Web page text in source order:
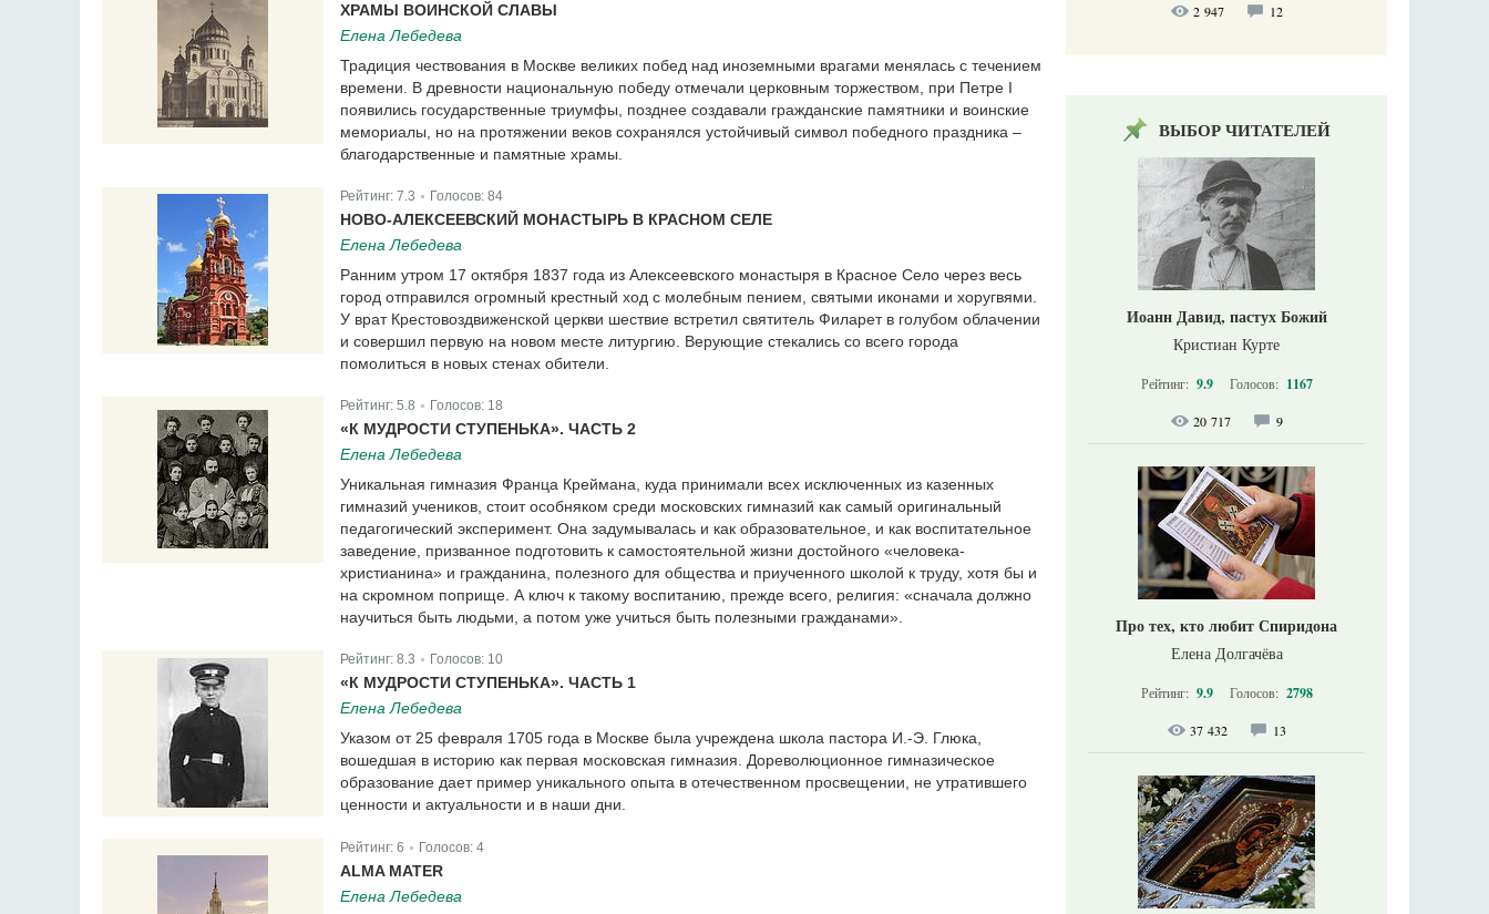
ХРАМЫ ВОИНСКОЙ СЛАВЫ
Елена Лебедева
Традиция чествования в Москве великих побед над иноземными врагами менялась с течением
времени. В древности национальную победу отмечали церковным торжеством, при Петре I
появились государственные триумфы, позднее создавали гражданские памятники и воинские
мемориалы, но на протяжении веков сохранялся устойчивый символ победного праздника –
благодарственные и памятные храмы.
Рейтинг: 7.3 Голосов: 84
НОВО-АЛЕКСЕЕВСКИЙ МОНАСТЫРЬ В КРАСНОМ СЕЛЕ
Елена Лебедева
Ранним утром 17 октября 1837 года из Алексеевского монастыря в Красное Село через весь
город отправился огромный крестный ход с молебным пением, святыми иконами и хоругвями.
У врат Крестовоздвиженской церкви шествие встретил святитель Филарет в голубом облачении
и совершил первую на новом месте литургию. Верующие стекались со всего города
помолиться в новых стенах обители.
Рейтинг: 5.8 Голосов: 18
«К МУДРОСТИ СТУПЕНЬКА». ЧАСТЬ 2
Елена Лебедева
Уникальная гимназия Франца Креймана, куда принимали всех исключенных из казенных
гимназий учеников, стоит особняком среди московских гимназий как самый оригинальный
педагогический эксперимент. Она задумывалась и как образовательное, и как воспитательное
заведение, призванное подготовить к самостоятельной жизни достойного «человека-
христианина» и гражданина, полезного для общества и приученного школой к труду, хотя бы и
на скромном поприще. А ключ к такому воспитанию, прежде всего, религия: «сначала должно
научиться быть людьми, а потом уже учиться быть полезными гражданами».
Рейтинг: 8.3 Голосов: 10
«К МУДРОСТИ СТУПЕНЬКА». ЧАСТЬ 1
Елена Лебедева
Указом от 25 февраля 1705 года в Москве была учреждена школа пастора И.-Э. Глюка,
вошедшая в историю как первая московская гимназия. Дореволюционное гимназическое
образование дает пример уникального опыта в отечественном просвещении, не утратившего
ценности и актуальности и в наши дни.
Рейтинг: 6 Голосов: 4
ALMA MATER
Елена Лебедева
2 947 12
ВЫБОР ЧИТАТЕЛЕЙ
Иоанн Давид, пастух Божий
Кристиан Курте
Рейтинг: 9.9 Голосов: 1167
20 717 9
Про тех, кто любит Спиридона
Елена Долгачёва
Рейтинг: 9.9 Голосов: 2798
37 432 13